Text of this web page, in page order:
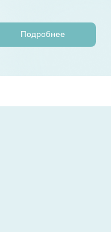
Подробнее